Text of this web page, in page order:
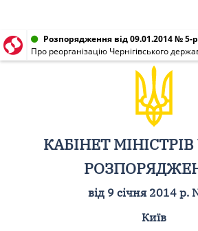
Розпорядження від 09.01.2014 № 5-р